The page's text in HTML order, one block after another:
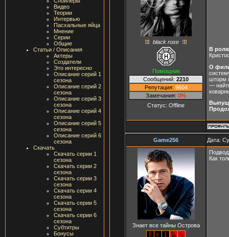
Видео
Теории
Интервью
Пасхальные яйца
Мнение
Серии
Общие
Статьи / Описания
Актеры
Создатели
Это интересно
Описание серий 1
сезона
Описание серий 2
сезона
Описание серий 3
сезона
Описание серий 4
сезона
Описание серий 5
сезона
Описание серий 6
сезона
Скачать
Скачать серии 1
сезона
Скачать серии 2
сезона
Скачать серии 3
сезона
Скачать серии 4
сезона
Скачать серии 5
сезона
Скачать серии 6
сезона
Субтитры
Бонусы
black rose
Помощник
Сообщений: 2210
Репутация: 9604
Замечания: 0%
Статус: Offline
В
О
шторм
—
Game256 Дата:
Знает все тайны Острова
Как